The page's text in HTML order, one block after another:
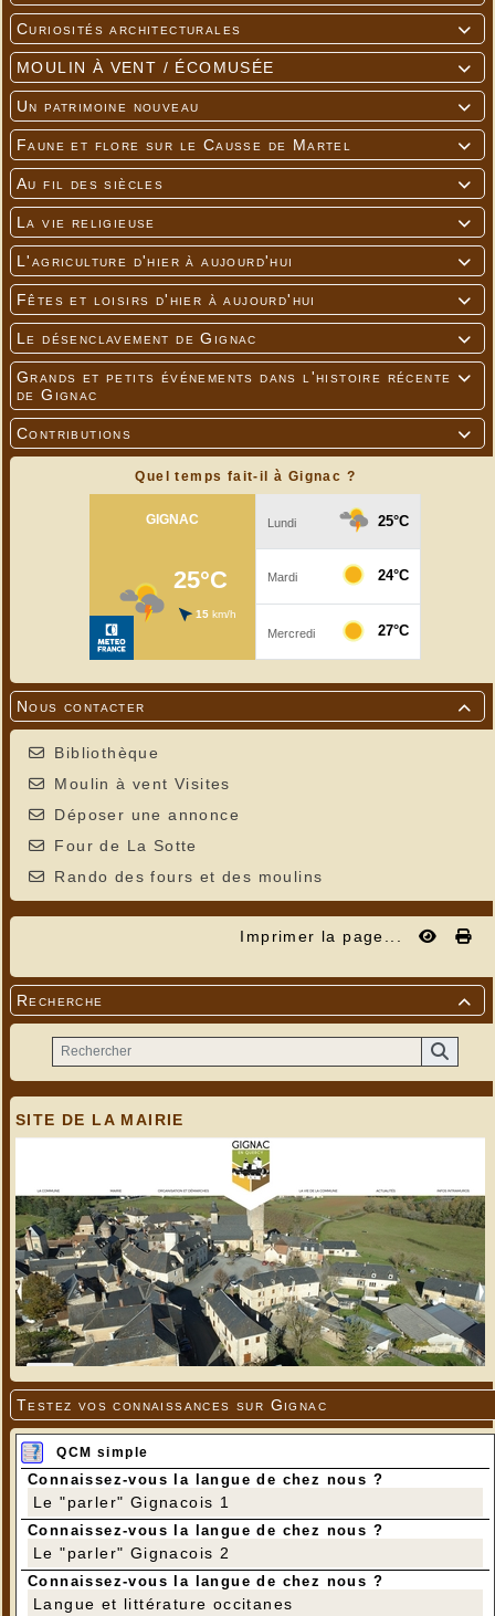

Curiosités architecturales

MOULIN À VENT / ÉCOMUSÉE

Un patrimoine nouveau

Faune et flore sur le Causse de Martel

Au fil des siècles

La vie religieuse

L'agriculture d'hier à aujourd'hui

Fêtes et loisirs d'hier à aujourd'hui

Le désenclavement de Gignac

Grands et petits événements dans l'histoire récente
de Gignac

Contributions
Quel temps fait-il à Gignac ?

Nous contacter
Bibliothèque
Moulin à vent Visites
Déposer une annonce
Four de La Sotte
Rando des fours et des moulins
Imprimer la page...

Recherche
SITE DE LA MAIRIE
Testez vos connaissances sur Gignac
QCM simple
Connaissez-vous la langue de chez nous ?
Le "parler" Gignacois 1
Connaissez-vous la langue de chez nous ?
Le "parler" Gignacois 2
Connaissez-vous la langue de chez nous ?
Langue et littérature occitanes